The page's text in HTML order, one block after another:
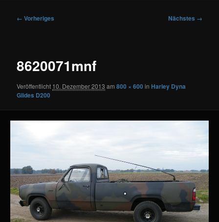
Bilder-
← Vorheriges Nächstes →
8620071mnf
Veröffentlicht 10. Dezember 2013 am800 × 600 inHarley Dyna
Glides D200